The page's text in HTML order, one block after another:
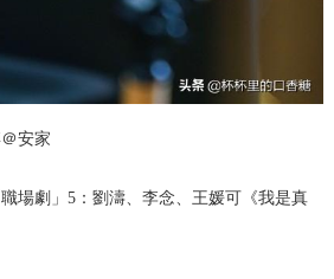
安家
劇」5：劉濤、李念、王媛可《我是真